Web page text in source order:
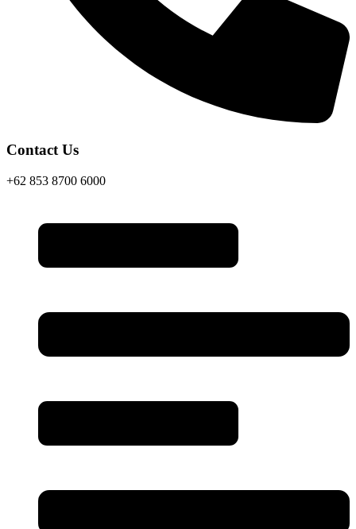
Contact Us
+62 853 8700 6000